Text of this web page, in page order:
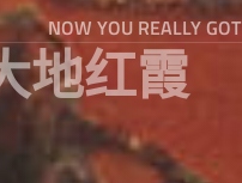
NOW YOU REALLY GOT
地红霞